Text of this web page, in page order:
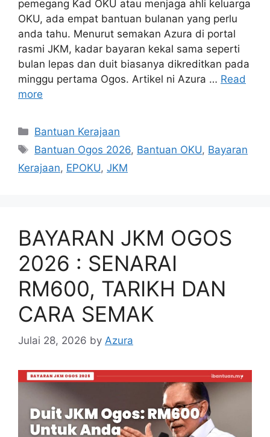
pemegang Kad OKU atau menjaga ahli keluarga
OKU, ada empat bantuan bulanan yang perlu
anda tahu. Menurut semakan Azura di portal
rasmi JKM, kadar bayaran kekal sama seperti
bulan lepas dan duit biasanya dikreditkan pada
minggu pertama Ogos. Artikel ni Azura … Read
more
Categories
Bantuan Kerajaan
Tags
Bantuan Ogos 2026, Bantuan OKU, Bayaran
Kerajaan, EPOKU, JKM
BAYARAN JKM OGOS
2026 : SENARAI
RM600, TARIKH DAN
CARA SEMAK
Julai 28, 2026 by Azura